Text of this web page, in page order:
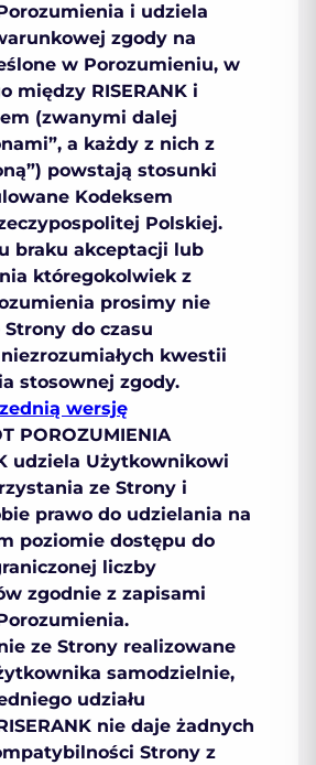
i udziela
zgody na
w Porozumieniu, w
między RISERANK i
(zwanymi dalej
, a każdy z nich z
) powstają stosunki
Kodeksem
Polskiej.
braku akceptacji lub
któregokolwiek z
prosimy nie
do czasu
kwestii
stosownej zgody.
wersję
POROZUMIENIA
udziela Użytkownikowi
ze Strony i
prawo do udzielania na
poziomie dostępu do
liczby
zgodnie z zapisami
ze Strony realizowane
samodzielnie,
udziału
nie daje żadnych
Strony z